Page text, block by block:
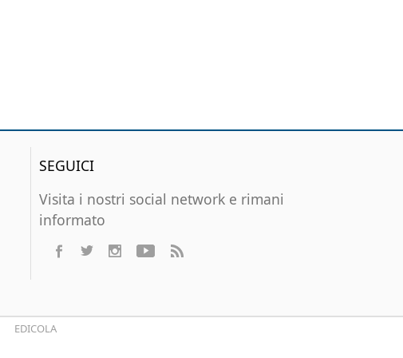
SEGUICI
Visita i nostri social network e rimani
informato
EDICOLA